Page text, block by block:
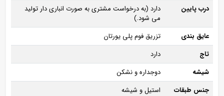
درب پایین
دارد (به درخواست مشتری به صورت انباری دار تولید
می شود.)
عایق بندی
تزریق فوم پلی یورتان
تاج
دارد
شیشه
دوجداره و نشکن
جنس طبقات
استیل و شیشه